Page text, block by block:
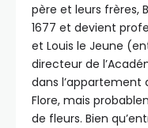
père et leurs frères,
1677 et devient
et Louis le Jeune
directeur de
dans l’appartement
Flore, mais
de fleurs. Bien